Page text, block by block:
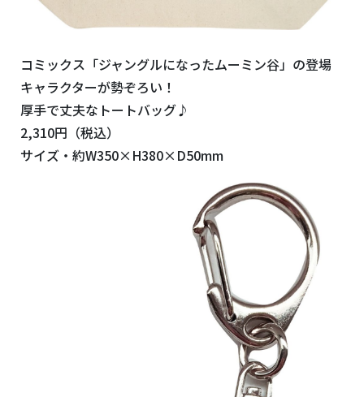
コミックス「ジャングルになったムーミン谷」の登場
キャラクターが勢ぞろい！
厚手で丈夫なトートバッグ♪
2,310円（税込）
サイズ・約W350×H380×D50mm